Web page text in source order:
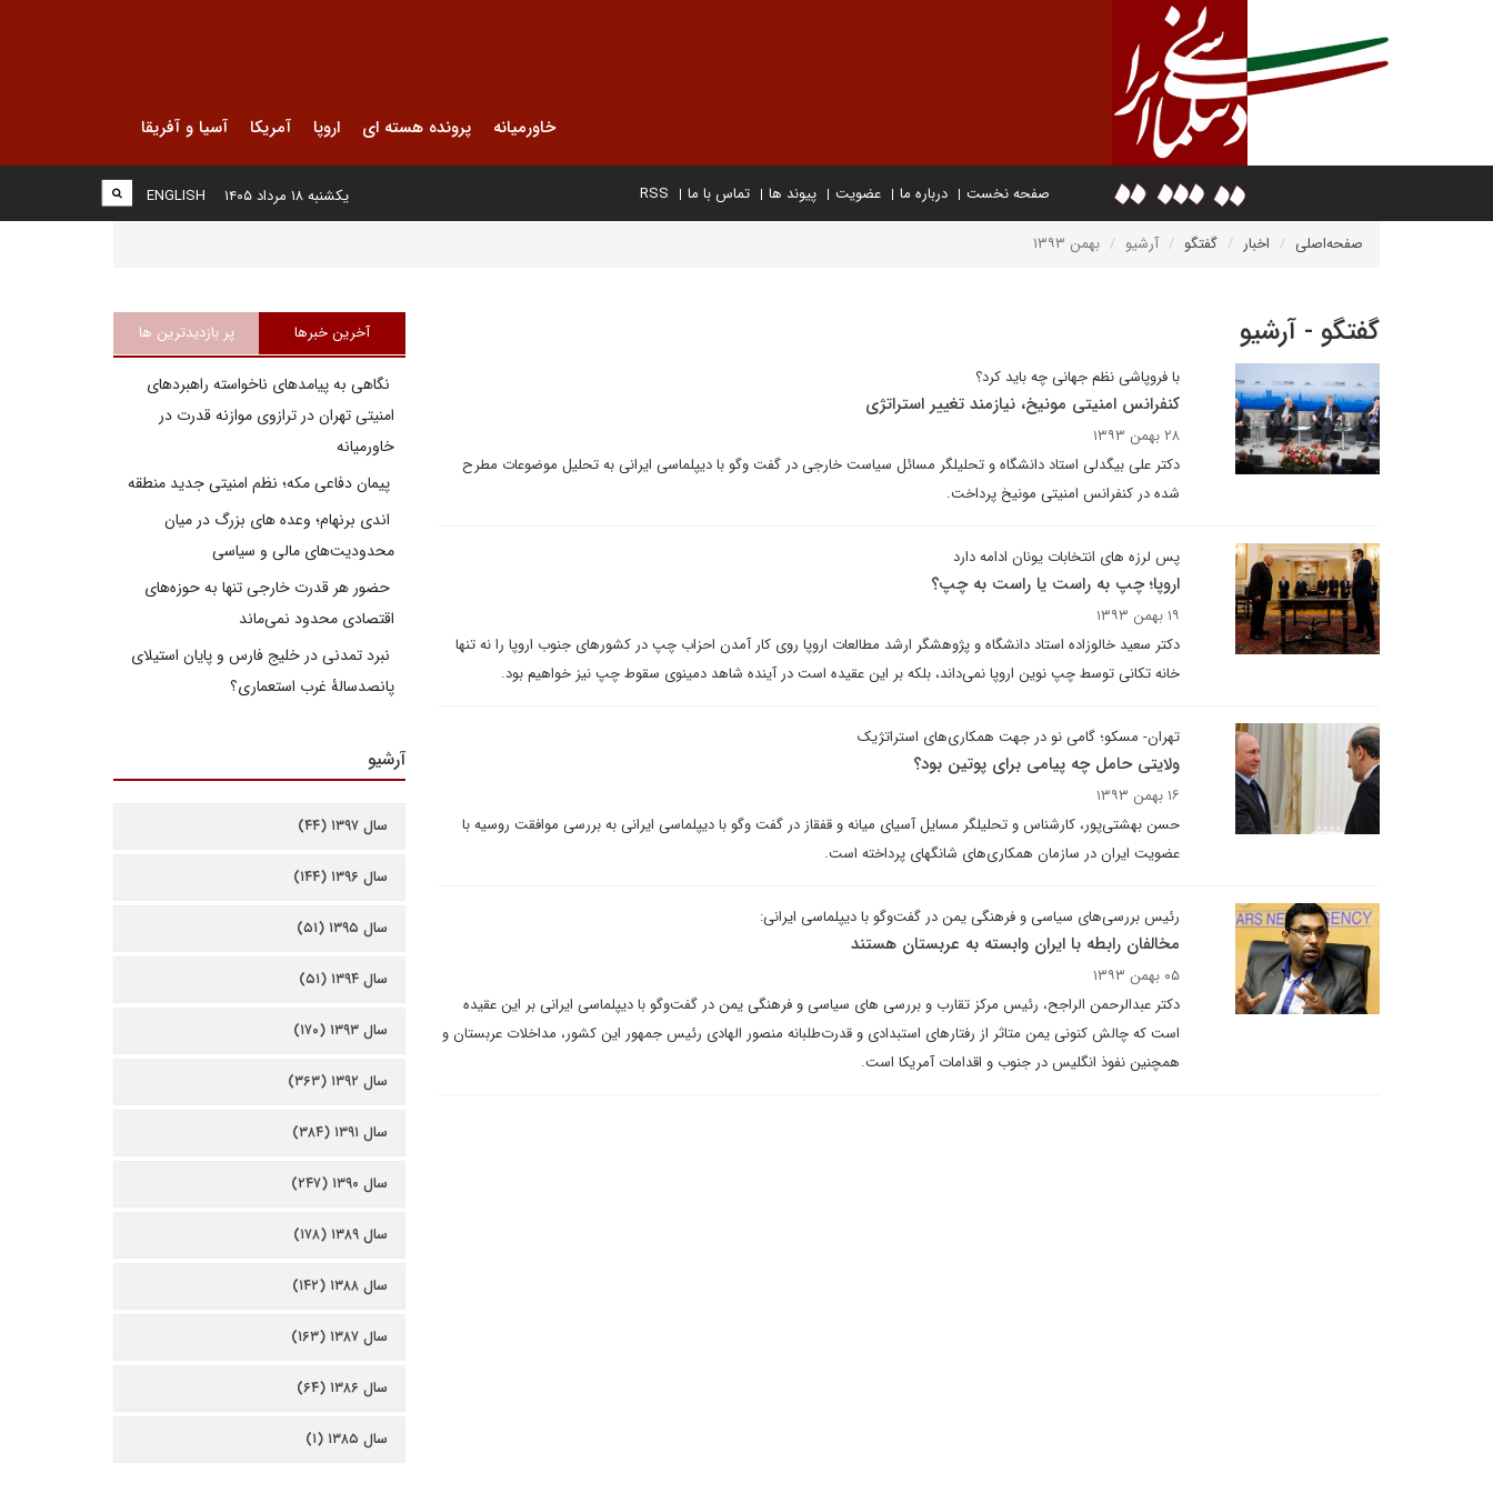
خاورمیانه پرونده هسته ای اروپا آمریکا آسیا و آفریقا
صفحه نخست درباره ما عضویت پیوند ها تماس با ما RSS
ENGLISH یکشنبه ۱۸ مرداد ۱۴۰۵
صفحه‌اصلی اخبار گفتگو آرشیو بهمن ۱۳۹۳
گفتگو - آرشیو
با فروپاشی نظم جهانی چه باید کرد؟
کنفرانس امنیتی مونیخ، نیازمند تغییر استراتژی
۲۸ بهمن ۱۳۹۳
دکتر علی بیگدلی استاد دانشگاه و تحلیلگر مسائل سیاست خارجی در گفت وگو با دیپلماسی ایرانی به تحلیل موضوعات مطرح
شده در کنفرانس امنیتی مونیخ پرداخت.
پس لرزه های انتخابات یونان ادامه دارد
اروپا؛ چپ به راست یا راست به چپ؟
۱۹ بهمن ۱۳۹۳
دکتر سعید خالوزاده استاد دانشگاه و پژوهشگر ارشد مطالعات اروپا روی کار آمدن احزاب چپ در کشورهای جنوب اروپا را نه تنها
خانه تکانی توسط چپ نوین اروپا نمی‌داند، بلکه بر این عقیده است در آینده شاهد دمینوی سقوط چپ نیز خواهیم بود.
تهران- مسکو؛ گامی نو در جهت همکاری‌های استراتژیک
ولایتی حامل چه پیامی برای پوتین بود؟
۱۶ بهمن ۱۳۹۳
حسن بهشتی‌پور، کارشناس و تحلیلگر مسایل آسیای میانه و قفقاز در گفت وگو با دیپلماسی ایرانی به بررسی موافقت روسیه با
عضویت ایران در سازمان همکاری‌های شانگهای پرداخته است.
رئیس بررسی‌های سیاسی و فرهنگی یمن در گفت‌وگو با دیپلماسی ایرانی:
مخالفان رابطه با ایران وابسته به عربستان هستند
۰۵ بهمن ۱۳۹۳
دکتر عبدالرحمن الراجح، رئیس مرکز تقارب و بررسی های سیاسی و فرهنگی یمن در گفت‌وگو با دیپلماسی ایرانی بر این عقیده
است که چالش کنونی یمن متاثر از رفتارهای استبدادی و قدرت‌طلبانه منصور الهادی رئیس جمهور این کشور، مداخلات عربستان و
همچنین نفوذ انگلیس در جنوب و اقدامات آمریکا است.
آخرین خبرها پر بازدیدترین ها
نگاهی به پیامدهای ناخواسته راهبردهای
امنیتی تهران در ترازوی موازنه قدرت در
خاورمیانه
پیمان دفاعی مکه؛ نظم امنیتی جدید منطقه
اندی برنهام؛ وعده های بزرگ در میان
محدودیت‌های مالی و سیاسی
حضور هر قدرت خارجی تنها به حوزه‌های
اقتصادی محدود نمی‌ماند
نبرد تمدنی در خلیج فارس و پایان استیلای
پانصدسالۀ غرب استعماری؟
آرشیو
سال ۱۳۹۷ (۴۴)
سال ۱۳۹۶ (۱۴۴)
سال ۱۳۹۵ (۵۱)
سال ۱۳۹۴ (۵۱)
سال ۱۳۹۳ (۱۷۰)
سال ۱۳۹۲ (۳۶۳)
سال ۱۳۹۱ (۳۸۴)
سال ۱۳۹۰ (۲۴۷)
سال ۱۳۸۹ (۱۷۸)
سال ۱۳۸۸ (۱۴۲)
سال ۱۳۸۷ (۱۶۳)
سال ۱۳۸۶ (۶۴)
سال ۱۳۸۵ (۱)